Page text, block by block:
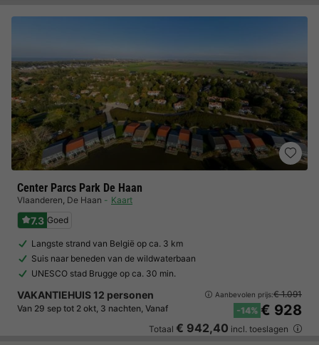
Center Parcs Park De Haan
Vlaanderen, De Haan Kaart
7.3 Goed
Langste strand van België op ca. 3 km
Suis naar beneden van de wildwaterbaan
UNESCO stad Brugge op ca. 30 min.
VAKANTIEHUIS 12 personen
Van 29 sep tot 2 okt, 3 nachten, Vanaf
Aanbevolen prijs:€ 1.091
-14% € 928
Totaal € 942,40 incl. toeslagen